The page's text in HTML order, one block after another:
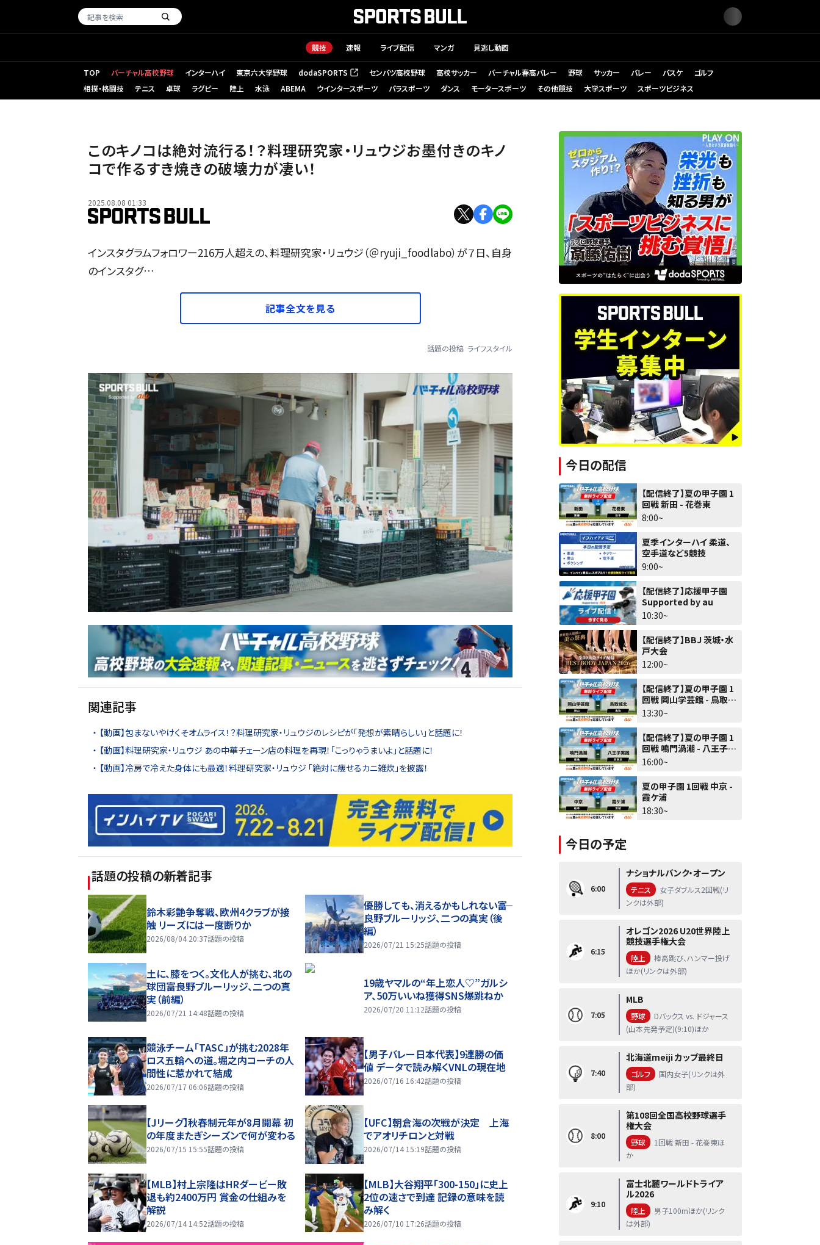
競技 速報 ライブ配信 マンガ 見逃し動画
TOP バーチャル高校野球 インターハイ 東京六大学野球 dodaSPORTS
（新しいタブで開く） センバツ高校野球 高校サッカー バーチャル春高バレー 野球 サッカー バレー バスケ
ゴルフ
相撲・格闘技
テニス 卓球 ラグビー 陸上 水泳 ABEMA ウインタースポーツ パラスポーツ ダンス モータースポーツ その他競技 大学スポーツ スポーツビジネス
このキノコは絶対流行る！？料理研究家・リュウジお墨付きのキノ
コで作るすき焼きの破壊力が凄い！
2025.08.08 01:33
インスタグラムフォロワー216万人超えの、料理研究家・リュウジ（＠ryuji_foodlabo）が７日、自身
のインスタグ…
記事全文を見る
話題の投稿 ライフスタイル
関連記事
【動画】包まないやけくそオムライス！？料理研究家・リュウジのレシピが「発想が素晴らしい」と話題に！
【動画】料理研究家・リュウジ あの中華チェーン店の料理を再現！「こっりゃうまいよ」と話題に！
【動画】冷房で冷えた身体にも最適！料理研究家・リュウジ 「絶対に痩せるカニ雑炊」を披露！
話題の投稿の新着記事
鈴木彩艶争奪戦、欧州4クラブが接
触 リーズには一度断りか
2026/08/04 20:37話題の投稿
優勝しても、消えるかもしれない――富
良野ブルーリッジ、二つの真実（後
編）
2026/07/21 15:25話題の投稿
土に、膝をつく。文化人が挑む、北の
球団――富良野ブルーリッジ、二つの真
実（前編）
2026/07/21 14:48話題の投稿
19歳ヤマルの“年上恋人♡”ガルシ
ア、50万いいね獲得SNS爆跳ねか
2026/07/20 11:12話題の投稿
競泳チーム「TASC」が挑む2028年
ロス五輪への道。堀之内コーチの人
間性に惹かれて結成
2026/07/17 06:06話題の投稿
【男子バレー日本代表】9連勝の価
値 データで読み解くVNLの現在地
2026/07/16 16:42話題の投稿
【Jリーグ】秋春制元年が8月開幕 初
の年度またぎシーズンで何が変わる
2026/07/15 15:55話題の投稿
【UFC】朝倉海の次戦が決定 上海
でアオリチロンと対戦
2026/07/14 15:19話題の投稿
【MLB】村上宗隆はHRダービー敗
退も約2400万円 賞金の仕組みを
解説
2026/07/14 14:52話題の投稿
【MLB】大谷翔平「300-150」に史上
2位の速さで到達 記録の意味を読
み解く
2026/07/10 17:26話題の投稿
今日の配信
【配信終了】夏の甲子園 1
回戦 新田 - 花巻東
8:00~
夏季インターハイ 柔道、
空手道など5競技
9:00~
【配信終了】応援甲子園
Supported by au
10:30~
【配信終了】BBJ 茨城・水
戸大会
12:00~
【配信終了】夏の甲子園 1
回戦 岡山学芸館 - 鳥取城
北
13:30~
【配信終了】夏の甲子園 1
回戦 鳴門渦潮 - 八王子実
践
16:00~
夏の甲子園 1回戦 中京 -
霞ケ浦
18:30~
今日の予定
6:00
ナショナルバンク・オープン
テニス
女子ダブルス2回戦(リ
ンクは外部)
6:15
オレゴン2026 U20世界陸上
競技選手権大会
陸上
棒高跳び、ハンマー投げ
ほか(リンクは外部)
7:05
MLB
野球
Dバックス vs. ドジャース
(山本先発予定)(9:10)ほか
7:40
北海道meiji カップ最終日
ゴルフ
国内女子(リンクは外
部)
8:00
第108回全国高校野球選手
権大会
野球
1回戦 新田 - 花巻東ほ
か
9:10
富士北麓ワールドトライア
ル2026
陸上
男子100mほか(リンク
は外部)